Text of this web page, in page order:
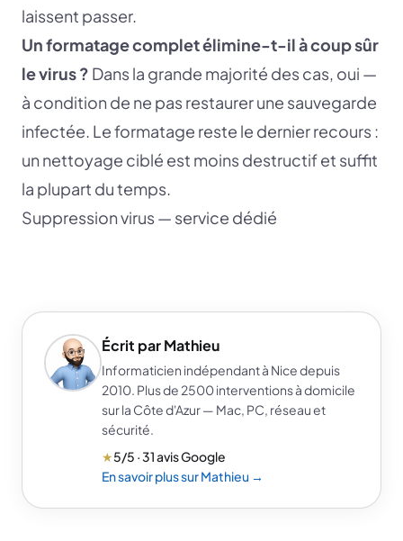
laissent passer.
Un formatage complet élimine-t-il à coup sûr
le virus ? Dans la grande majorité des cas, oui —
à condition de ne pas restaurer une sauvegarde
infectée. Le formatage reste le dernier recours :
un nettoyage ciblé est moins destructif et suffit
la plupart du temps.
Suppression virus — service dédié
Écrit par Mathieu
Informaticien indépendant à Nice depuis
2010. Plus de 2500 interventions à domicile
sur la Côte d'Azur — Mac, PC, réseau et
sécurité.
★5/5 · 31 avis Google
En savoir plus sur Mathieu →